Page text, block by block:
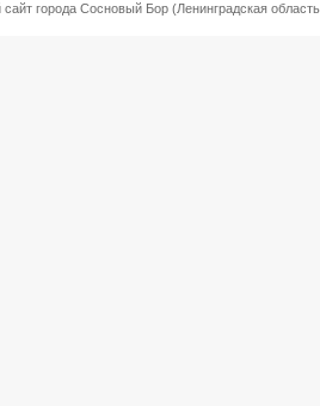
города Сосновый Бор (Ленинградская